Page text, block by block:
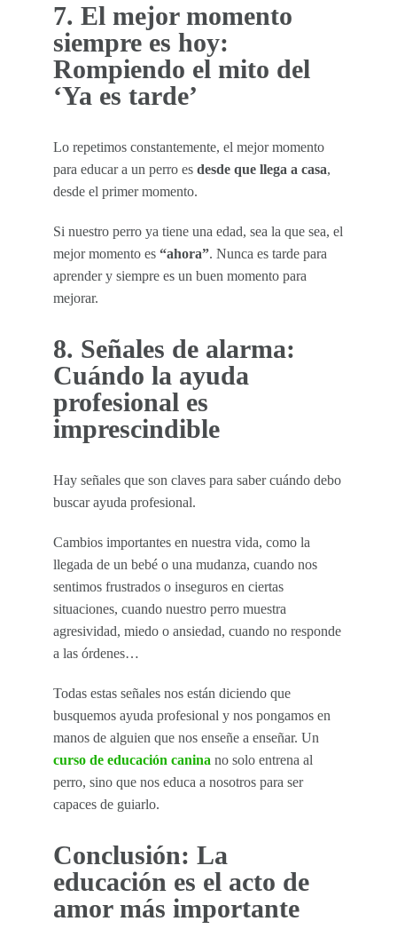
7. El mejor momento
siempre es hoy:
Rompiendo el mito del
‘Ya es tarde’
Lo repetimos constantemente, el mejor momento
para educar a un perro es desde que llega a casa,
desde el primer momento.
Si nuestro perro ya tiene una edad, sea la que sea, el
mejor momento es “ahora”. Nunca es tarde para
aprender y siempre es un buen momento para
mejorar.
8. Señales de alarma:
Cuándo la ayuda
profesional es
imprescindible
Hay señales que son claves para saber cuándo debo
buscar ayuda profesional.
Cambios importantes en nuestra vida, como la
llegada de un bebé o una mudanza, cuando nos
sentimos frustrados o inseguros en ciertas
situaciones, cuando nuestro perro muestra
agresividad, miedo o ansiedad, cuando no responde
a las órdenes…
Todas estas señales nos están diciendo que
busquemos ayuda profesional y nos pongamos en
manos de alguien que nos enseñe a enseñar. Un
curso de educación canina no solo entrena al
perro, sino que nos educa a nosotros para ser
capaces de guiarlo.
Conclusión: La
educación es el acto de
amor más importante